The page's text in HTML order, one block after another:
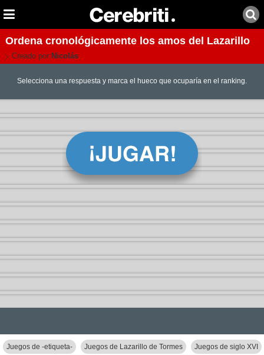
Ordena cronológicamente los amos del Lazarillo
Creado por: Nicolás
Selecciona una respuesta y marca el hueco que ocuparía en el ranking.
Juegos de -etiqueta- Juegos de Lazarillo de Tormes Juegos de siglo XVI